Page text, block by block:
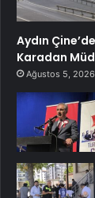
Aydın
Karadan
Ağustos 5, 2026